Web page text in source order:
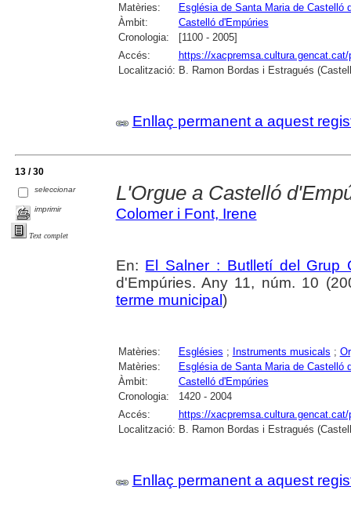
Matèries:
Església de Santa Maria de Castelló
Àmbit:
Castelló d'Empúries
Cronologia:
[1100 - 2005]
Accés:
https://
Localització: B. Ramon Bordas i Estragués
Enllaç permanent a aquest
13 / 30
seleccionar
imprimir
Text complet
L'Orgue a Castelló
Colomer i Font, Irene
En: El Salner : Butlletí del Grup
d'Empúries. Any 11, núm. 10
terme municipal)
Matèries: Esglésies ; Instruments musicals ;
Matèries:
Església de Santa Maria de Castelló
Àmbit:
Castelló d'Empúries
Cronologia:
1420 - 2004
Accés:
https://
Localització: B. Ramon Bordas i Estragués
Enllaç permanent a aquest